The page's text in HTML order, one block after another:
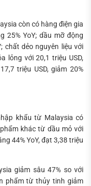
còn có hàng điện gia
25% YoY; dầu mỡ động
chất dẻo nguyên liệu với
lỏng với 20,1 triệu USD,
triệu USD, giảm 20%
khẩu từ Malaysia có
khác từ dầu mỏ với
44% YoY, đạt 3,38 triệu
giảm sâu 47% so với
phẩm từ thủy tinh giảm